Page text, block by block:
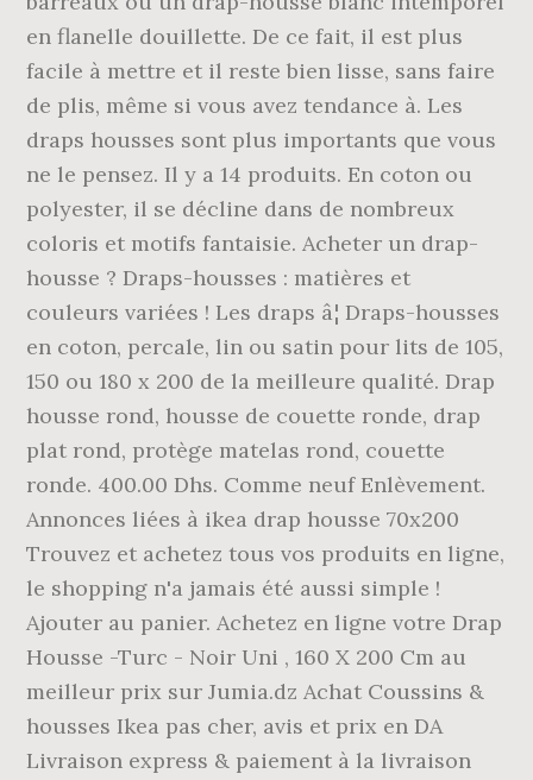
en flanelle douillette. De ce fait, il est plus
facile à mettre et il reste bien lisse, sans faire
de plis, même si vous avez tendance à. Les
draps housses sont plus importants que vous
ne le pensez. Il y a 14 produits. En coton ou
polyester, il se décline dans de nombreux
coloris et motifs fantaisie. Acheter un drap-
housse ? Draps-housses : matières et
couleurs variées ! Les draps â¦ Draps-housses
en coton, percale, lin ou satin pour lits de 105,
150 ou 180 x 200 de la meilleure qualité. Drap
housse rond, housse de couette ronde, drap
plat rond, protège matelas rond, couette
ronde. 400.00 Dhs. Comme neuf Enlèvement.
Annonces liées à ikea drap housse 70x200
Trouvez et achetez tous vos produits en ligne,
le shopping n'a jamais été aussi simple !
Ajouter au panier. Achetez en ligne votre Drap
Housse -Turc - Noir Uni , 160 X 200 Cm au
meilleur prix sur Jumia.dz Achat Coussins &
housses Ikea pas cher, avis et prix en DA
Livraison express & paiement à la livraison